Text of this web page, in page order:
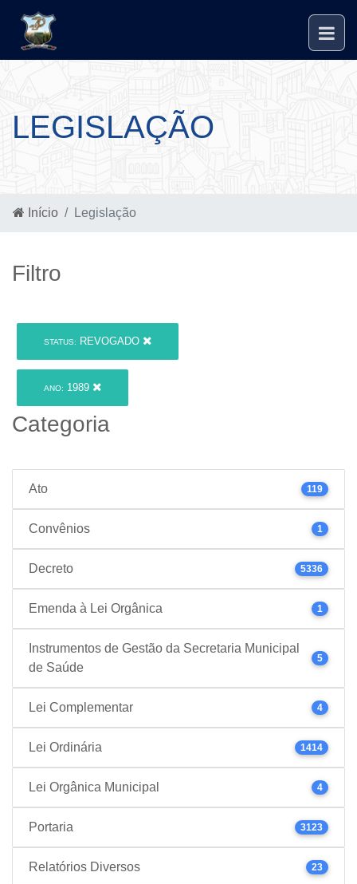
LEGISLAÇÃO
Início Legislação
Filtro
STATUS: REVOGADO
ANO: 1989
Categoria
Ato 119
Convênios 1
Decreto 5336
Emenda à Lei Orgânica 1
Instrumentos de Gestão da Secretaria Municipal
de Saúde
5
Lei Complementar 4
Lei Ordinária 1414
Lei Orgânica Municipal 4
Portaria 3123
Relatórios Diversos 23